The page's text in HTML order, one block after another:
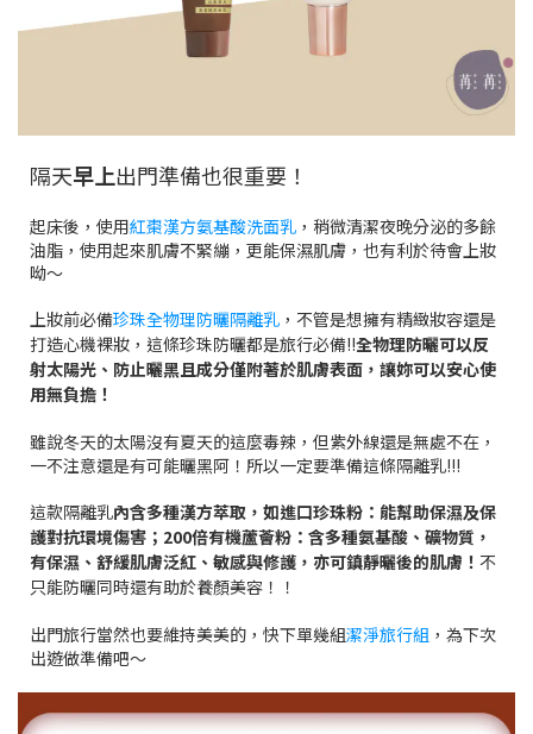
隔天早上出門準備也很重要！
起床後，使用紅棗漢方氨基酸洗面乳 ，稍微清潔夜晚分泌的多餘
油脂，使用起來肌膚不緊繃，更能保濕肌膚，也有利於待會上妝
呦～
上妝前必備珍珠全物理防曬隔離乳 ，不管是想擁有精緻妝容還是
打造心機裸妝，這條珍珠防曬都是旅行必備!!全物理防曬可以反
射太陽光、防止曬黑且成分僅附著於肌膚表面，讓妳可以安心使
用無負擔！
雖說冬天的太陽沒有夏天的這麼毒辣，但紫外線還是無處不在，
一不注意還是有可能曬黑阿！所以一定要準備這條隔離乳!!!
這款隔離乳內含多種漢方萃取，如進口珍珠粉：能幫助保濕及保
護對抗環境傷害；200倍有機蘆薈粉：含多種氨基酸、礦物質，
有保濕、舒緩肌膚泛紅、敏感與修護，亦可鎮靜曬後的肌膚！ 不
只能防曬同時還有助於養顏美容！！
出門旅行當然也要維持美美的，快下單幾組潔淨旅行組 ，為下次
出遊做準備吧～